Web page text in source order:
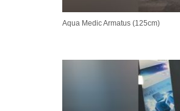
Aqua Medic Armatus (125cm)